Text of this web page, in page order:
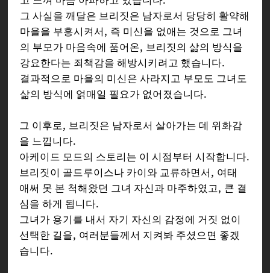
그 사실을 깨달은 브리짓은 남자로서 당당히 활약해
마을을 부흥시켜서, 즉 미신을 없애는 것으로 그녀
의 부모가 마음속에 품어온, 브리짓의 삶의 방식을
강요한다는 죄책감을 해방시키려고 했습니다.
결과적으로 마을의 미신은 사라지고 부모도 그녀도
삶의 방식에 얽매일 필요가 없어졌습니다.
그 이후로, 브리짓은 남자로서 살아가는 데 위화감
을 느낍니다.
아케이드 모드의 스토리는 이 시점부터 시작합니다.
브리짓이 골드루이스나 카이와 교류하면서, 여태
애써 못 본 척해왔던 그녀 자신과 마주하였고, 큰 결
심을 하게 됩니다.
그녀가 용기를 내서 자기 자신의 감정에 거짓 없이
선택한 길을, 여러분들께서 지켜봐 주셨으면 좋겠
습니다.